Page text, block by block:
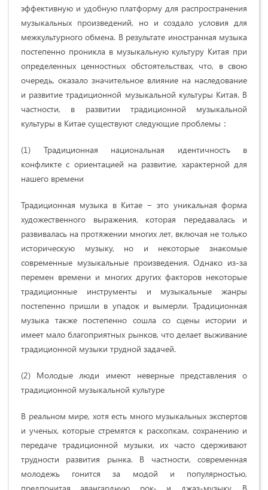
эффективную и удобную платформу для распространения
музыкальных произведений, но и создало условия для
межкультурного обмена. В результате иностранная музыка
постепенно проникла в музыкальную культуру Китая при
определенных ценностных обстоятельствах, что, в свою
очередь, оказало значительное влияние на наследование
и развитие традиционной музыкальной культуры Китая. В
частности, в развитии традиционной музыкальной
культуры в Китае существуют следующие проблемы：
(1) Традиционная национальная идентичность в
конфликте с ориентацией на развитие, характерной для
нашего времени
Традиционная музыка в Китае − это уникальная форма
художественного выражения, которая передавалась и
развивалась на протяжении многих лет, включая не только
историческую музыку, но и некоторые знакомые
современные музыкальные произведения. Однако из-за
перемен времени и многих других факторов некоторые
традиционные инструменты и музыкальные жанры
постепенно пришли в упадок и вымерли. Традиционная
музыка также постепенно сошла со сцены истории и
имеет мало благоприятных рынков, что делает выживание
традиционной музыки трудной задачей.
(2) Молодые люди имеют неверные представления о
традиционной музыкальной культуре
В реальном мире, хотя есть много музыкальных экспертов
и ученых, которые стремятся к раскопкам, сохранению и
передаче традиционной музыки, их часто сдерживают
трудности развития рынка. В частности, современная
молодежь гонится за модой и популярностью,
предпочитая авангардную рок- и джаз-музыку. В